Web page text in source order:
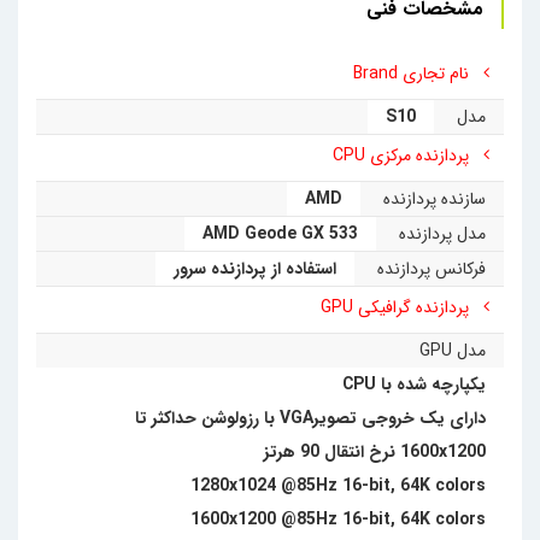
مشخصات فنی
نام تجاری Brand
مدل
S10
پردازنده مرکزی CPU
سازنده پردازنده
AMD
مدل پردازنده
AMD Geode GX 533
فرکانس پردازنده
استفاده از پردازنده سرور
پردازنده گرافیکی GPU
مدل GPU
یکپارچه شده با CPU
دارای یک خروجی تصویرVGA با رزولوشن حداکثر تا
1600x1200 نرخ انتقال 90 هرتز
1280x1024 @85Hz 16-bit, 64K colors
1600x1200 @85Hz 16-bit, 64K colors